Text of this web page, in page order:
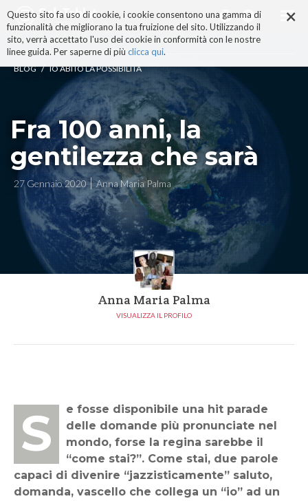
×
Questo sito fa uso di cookie, i cookie consentono una gamma di
funzionalità che migliorano la tua fruizione del sito. Utilizzando il
sito, verrà accettato l'uso dei cookie in conformità con le nostre
linee guida. Per saperne di più clicca qui.
ai
contenuti.
|
alla
navigazione
BLOG / IO ABITO LA POSSIBILITÀ
Fra 100 anni, la
gentilezza che sarà
27 Gennaio 2020 Anna Maria Palma
Anna Maria Palma
VISUALIZZA IL PROFILO
Se fosse disponibile una hit parade
delle domande più pronunciate nel
mondo, forse la regina sarebbe il
“come stai?”. Come stai, due parole
capaci di divenire “jazzisticamente” saluto,
domanda, vascello che collega un “io” ad un